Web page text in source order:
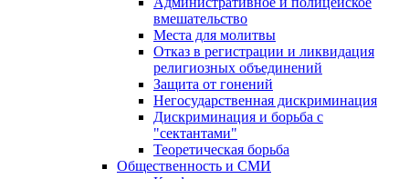
вмешательство
Места для молитвы
Отказ в регистрации и ликвидация
религиозных объединений
Защита от гонений
Негосударственная дискриминация
Дискриминация и борьба с
"сектантами"
Теоретическая борьба
Общественность и СМИ